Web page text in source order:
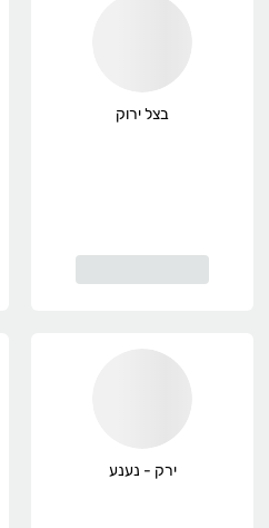
בצל ירוק
ירק - נענע